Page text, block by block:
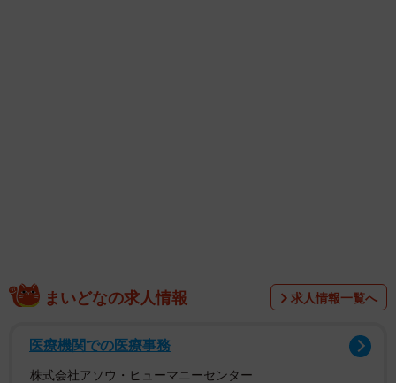
まいどなの求人情報 求人情報一覧へ
医療機関での医療事務
株式会社アソウ・ヒューマニーセンター